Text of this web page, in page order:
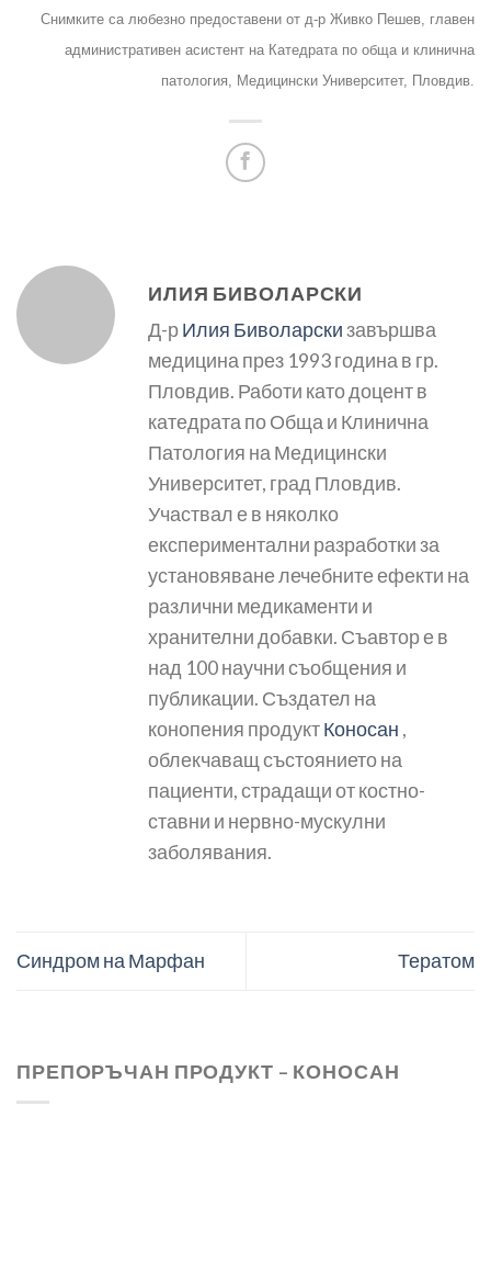
Снимките са любезно предоставени от д-р Живко Пешев, главен
административен асистент на Катедрата по обща и клинична
патология, Медицински Университет, Пловдив.
ИЛИЯ БИВОЛАРСКИ
Д-рИлия Биволарскизавършва
медицина през 1993 година в гр.
Пловдив. Работи като доцент в
катедрата по Обща и Клинична
Патология на Медицински
Университет, град Пловдив.
Участвал е в няколко
експериментални разработки за
установяване лечебните ефекти на
различни медикаменти и
хранителни добавки. Съавтор е в
над 100 научни съобщения и
публикации. Създател на
конопения продуктКоносан ,
облекчаващ състоянието на
пациенти, страдащи от костно-
ставни и нервно-мускулни
заболявания.
Синдром на Марфан Тератом
ПРЕПОРЪЧАН ПРОДУКТ – КОНОСАН